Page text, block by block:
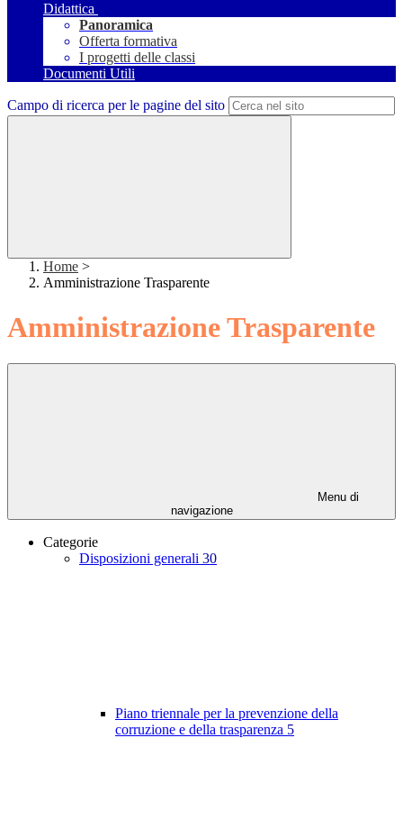
Didattica
Panoramica
Offerta formativa
I progetti delle classi
Documenti Utili
Campo di ricerca per le pagine del sito
Home >
Amministrazione Trasparente
Amministrazione Trasparente
Menu di
navigazione
Categorie
Disposizioni generali 30
Piano triennale per la prevenzione della
corruzione e della trasparenza 5